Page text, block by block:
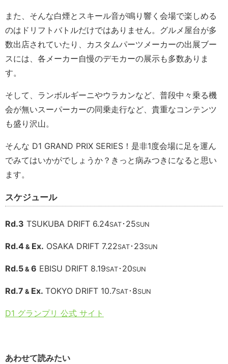
また、そんな白煙とスキール音が鳴り響く会場で楽しめる
のはドリフトバトルだけではありません。グルメ屋台が多
数出店されていたり、カスタムパーツメーカーの出展ブー
スには、各メーカー自慢のデモカーの展示も多数ありま
す。
そして、ランボルギーニやウラカンなど、普段中々乗る機
会が無いスーパーカーの同乗走行など、貴重なコンテンツ
も盛り沢山。
そんな D1 GRAND PRIX SERIES！是非1度会場に足を運ん
でみてはいかがでしょうか？きっと病みつきになると思い
ます。
スケジュール
Rd.3 TSUKUBA DRIFT 6.24SAT ･25SUN
Rd.4 & Ex. OSAKA DRIFT 7.22SAT ･23SUN
Rd.5 & 6 EBISU DRIFT 8.19SAT ･20SUN
Rd.7 & Ex. TOKYO DRIFT 10.7SAT ･8SUN
D1 グランプリ 公式 サイト
あわせて読みたい